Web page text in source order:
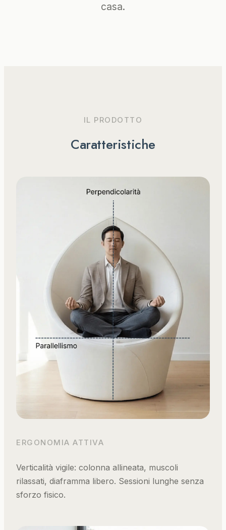
casa.
IL PRODOTTO
Caratteristiche
ERGONOMIA ATTIVA
Verticalità vigile: colonna allineata, muscoli
rilassati, diaframma libero. Sessioni lunghe senza
sforzo fisico.